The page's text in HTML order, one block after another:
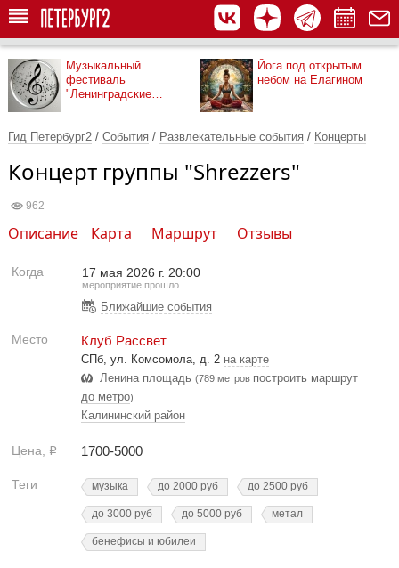
Музыкальный
фестиваль
"Ленинградские
Йога под открытым
небом на Елагином
Гид Петербург2 / События / Развлекательные события / Концерты
Концерт группы "Shrezzers"
962
Описание Карта Маршрут Отзывы
Когда 17 мая 2026 г. 20:00
мероприятие прошло
Ближайшие события
Место Клуб Рассвет
СПб, ул. Комсомола, д. 2 на карте
Ленина площадь (789 метров построить маршрут
до метро)
Калининский район
Цена, Р 1700-5000
Теги музыка до 2000 руб до 2500 руб
до 3000 руб до 5000 руб метал
бенефисы и юбилеи